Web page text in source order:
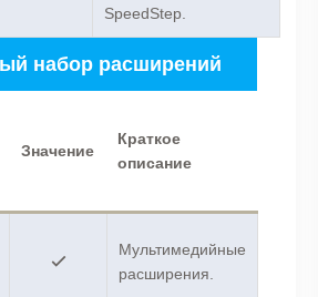
SpeedStep.
набор расширений
Значение
Краткое
описание
Мультимедийные
расширения.